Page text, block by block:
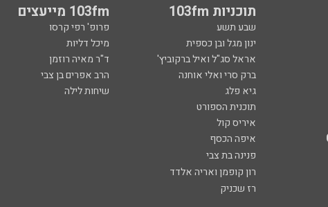
תוכניות 103fm 103fm מייעצים
שבע תשע פרופ' רפי קרסו
ינון מגל ובן כספית
מיכל דליות
אראל סג"ל ואיל ברקוביץ'
ד"ר מאיה רוזמן
ברק סרי ואלי אוחנה
הרב אפרים בן צבי
גיא פלג
שיחות לילה
תוכנית הספורט
איריס קול
איפה הכסף
פנינה בת צבי
רון קופמן ואריה אלדד
רז שכניק